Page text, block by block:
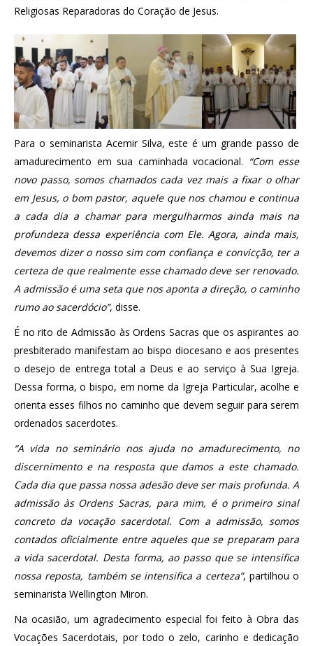
Religiosas Reparadoras do Coração de Jesus.
Para o seminarista Acemir Silva, este é um grande passo de
amadurecimento em sua caminhada vocacional. “Com esse
novo passo, somos chamados cada vez mais a fixar o olhar
em Jesus, o bom pastor, aquele que nos chamou e continua
a cada dia a chamar para mergulharmos ainda mais na
profundeza dessa experiência com Ele. Agora, ainda mais,
devemos dizer o nosso sim com confiança e convicção, ter a
certeza de que realmente esse chamado deve ser renovado.
A admissão é uma seta que nos aponta a direção, o caminho
rumo ao sacerdócio”, disse.
É no rito de Admissão às Ordens Sacras que os aspirantes ao
presbiterado manifestam ao bispo diocesano e aos presentes
o desejo de entrega total a Deus e ao serviço à Sua Igreja.
Dessa forma, o bispo, em nome da Igreja Particular, acolhe e
orienta esses filhos no caminho que devem seguir para serem
ordenados sacerdotes.
“A vida no seminário nos ajuda no amadurecimento, no
discernimento e na resposta que damos a este chamado.
Cada dia que passa nossa adesão deve ser mais profunda. A
admissão às Ordens Sacras, para mim, é o primeiro sinal
concreto da vocação sacerdotal. Com a admissão, somos
contados oficialmente entre aqueles que se preparam para
a vida sacerdotal. Desta forma, ao passo que se intensifica
nossa reposta, também se intensifica a certeza”, partilhou o
seminarista Wellington Miron.
Na ocasião, um agradecimento especial foi feito à Obra das
Vocações Sacerdotais, por todo o zelo, carinho e dedicação